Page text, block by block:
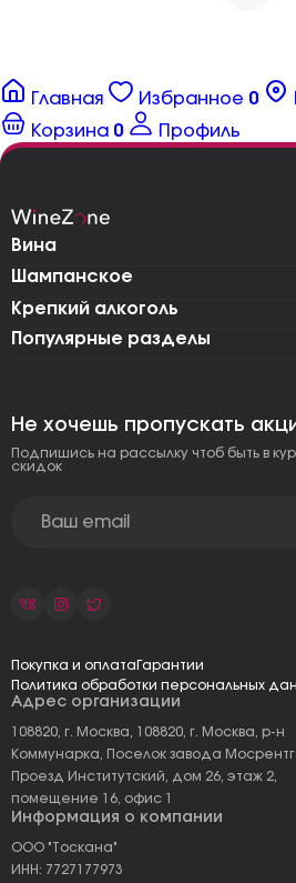
Главная Избранное 0
Корзина 0 Профиль
Вина
Шампанское
Крепкий алкоголь
Популярные разделы
Адрес организации
108820, г. Москва, 108820, г. Москва, р-н
Коммунарка, Поселок завода
Проезд Институтский, дом 26, этаж 2,
помещение 16, офис 1
Информация о компании
ООО "Тоскана"
ИНН: 7727177973
Не хочешь пропускать
Подпишись на рассылку чтоб быть в
скидок
Покупка и оплата Гарантии
Политика обработки персональных